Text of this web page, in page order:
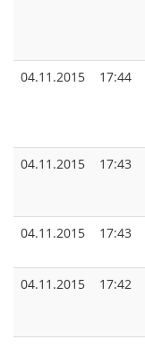
04.11.2015
17:44
04.11.2015
17:43
04.11.2015
17:43
04.11.2015
17:42